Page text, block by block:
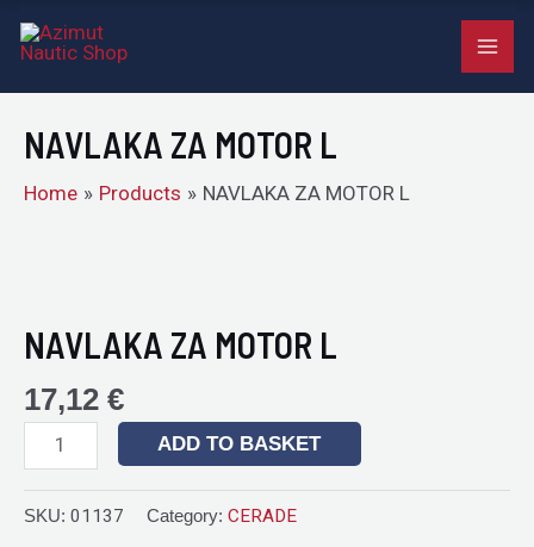
NAVLAKA ZA MOTOR L
Home Products NAVLAKA ZA MOTOR L
NAVLAKA ZA MOTOR L
17,12 €
MOTOR
L
quantity
ADD TO BASKET
SKU: 01137 Category: CERADE
L